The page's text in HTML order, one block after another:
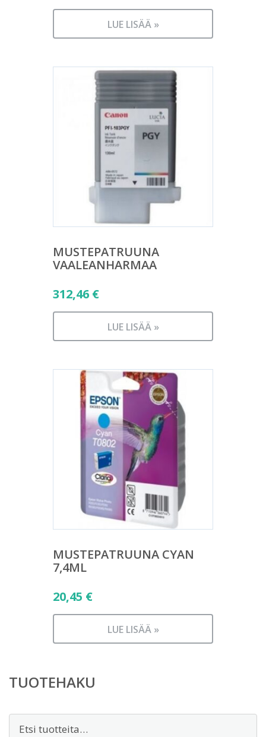
LUE LISÄÄ »
MUSTEPATRUUNA
VAALEANHARMAA
312,46 €
LUE LISÄÄ »
MUSTEPATRUUNA CYAN
7,4ML
20,45 €
LUE LISÄÄ »
TUOTEHAKU